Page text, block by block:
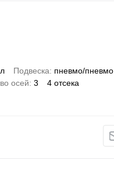
Подвеска
пневмо/пневмо
осей 3 4 отсека